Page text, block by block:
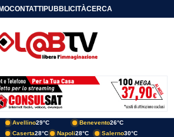
CONTATTIPUBBLICITÀCERCA
Avellino29°C Benevento26°C
Caserta28°C Napoli28°C Salerno30°C